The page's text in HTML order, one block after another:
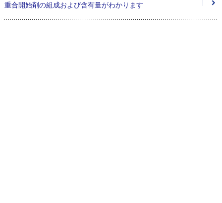
重合開始剤の組成および含有量がわかります